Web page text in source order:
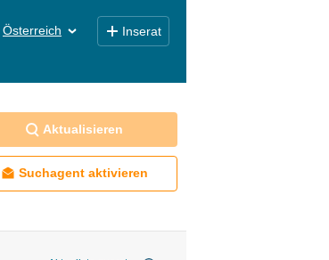
Österreich Inserat
Aktualisieren
Suchagent aktivieren